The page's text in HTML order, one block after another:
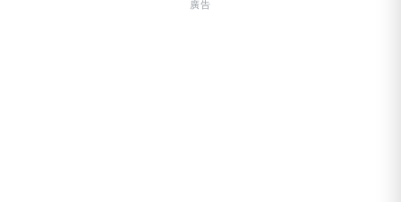
廣告